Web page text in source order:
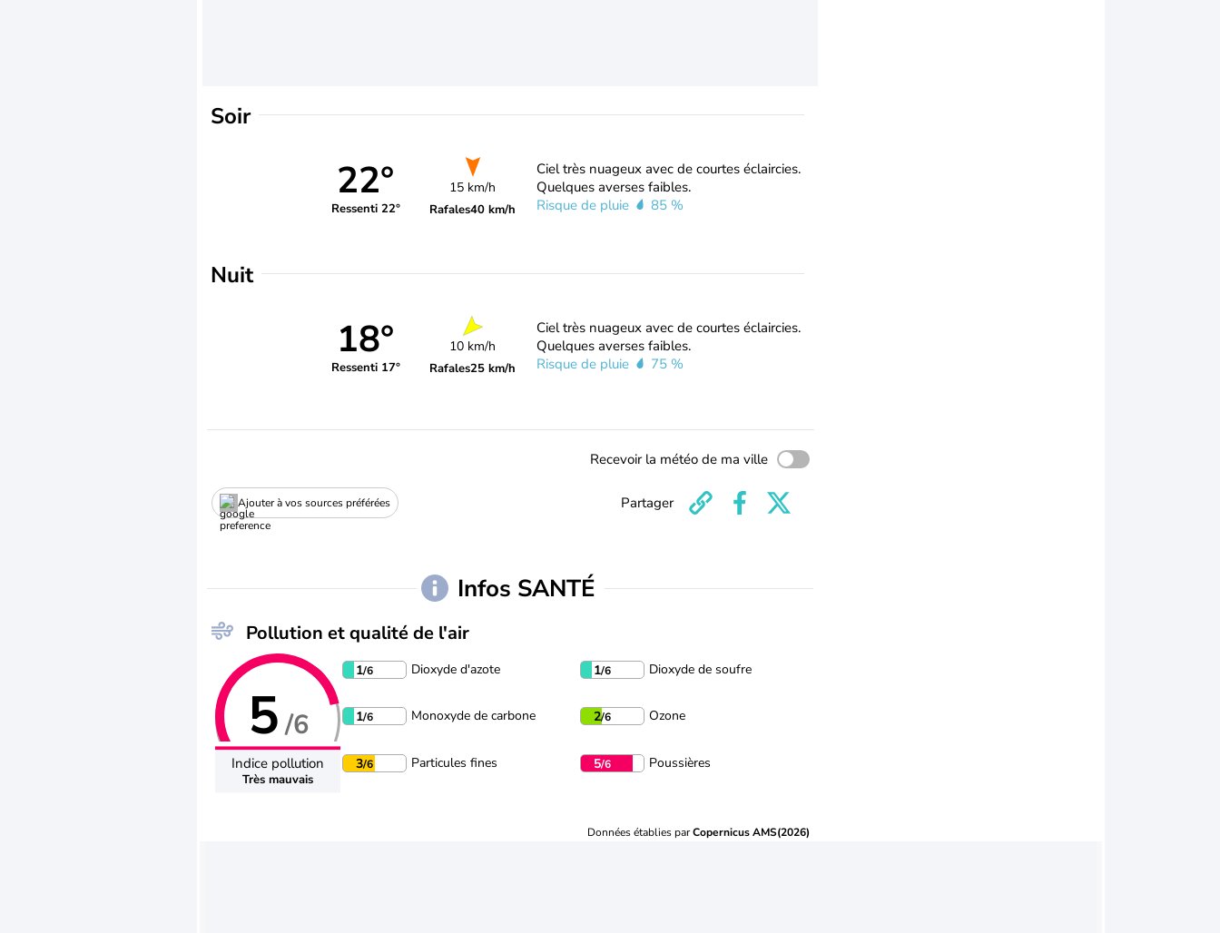
Soir
22°
Ressenti 22°
15 km/h
Rafales40 km/h
Ciel très nuageux avec de courtes éclaircies.
Quelques averses faibles.
Risque de pluie
85 %
Nuit
18°
Ressenti 17°
10 km/h
Rafales25 km/h
Ciel très nuageux avec de courtes éclaircies.
Quelques averses faibles.
Risque de pluie
75 %
Recevoir la météo de ma ville
Ajouter à vos sources préférées Partager
Infos SANTÉ
Pollution et qualité de l'air
5/6
Indice pollution
Très mauvais
1/6 Dioxyde d'azote 1/6 Dioxyde de soufre
1/6 Monoxyde de carbone 2/6 Ozone
3/6 Particules fines 5/6 Poussières
Données établies parCopernicus AMS(2026)